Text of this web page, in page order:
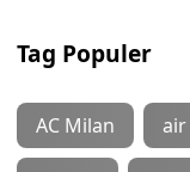
Tag Populer
AC Milan